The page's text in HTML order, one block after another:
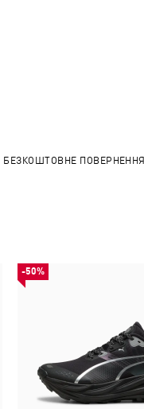
БЕЗКОШТОВНЕ ПОВЕРНЕННЯ
-50%